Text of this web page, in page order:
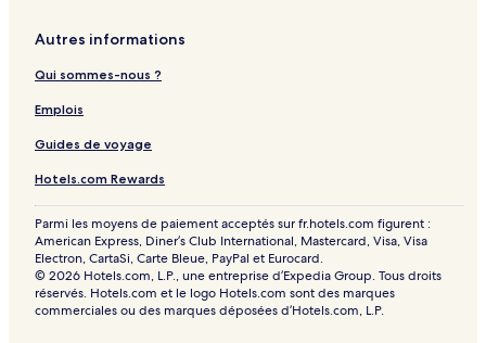
Autres informations
Qui sommes-nous ?
Emplois
Guides de voyage
Hotels.com Rewards
Parmi les moyens de paiement acceptés sur fr.hotels.com figurent :
American Express, Diner’s Club International, Mastercard, Visa, Visa
Electron, CartaSi, Carte Bleue, PayPal et Eurocard.
© 2026 Hotels.com, L.P., une entreprise d’Expedia Group. Tous droits
réservés. Hotels.com et le logo Hotels.com sont des marques
commerciales ou des marques déposées d’Hotels.com, L.P.